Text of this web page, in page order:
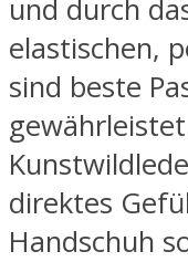
und durch
elastischen,
sind beste
direktes
Handschuh